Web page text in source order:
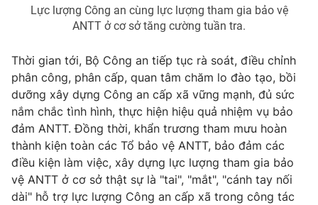
Lực lượng Công an cùng lực lượng tham gia bảo vệ
ANTT ở cơ sở tăng cường tuần tra.
Thời gian tới, Bộ Công an tiếp tục rà soát, điều chỉnh
phân công, phân cấp, quan tâm chăm lo đào tạo, bồi
dưỡng xây dựng Công an cấp xã vững mạnh, đủ sức
nắm chắc tình hình, thực hiện hiệu quả nhiệm vụ bảo
đảm ANTT. Đồng thời, khẩn trương tham mưu hoàn
thành kiện toàn các Tổ bảo vệ ANTT, bảo đảm các
điều kiện làm việc, xây dựng lực lượng tham gia bảo
vệ ANTT ở cơ sở thật sự là "tai", "mắt", "cánh tay nối
dài" hỗ trợ lực lượng Công an cấp xã trong công tác